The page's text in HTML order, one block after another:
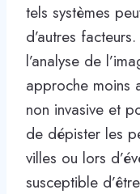
tels systèmes
d’autres
l’analyse de
approche moins
non invasive et
de dépister les
villes ou lors
susceptible